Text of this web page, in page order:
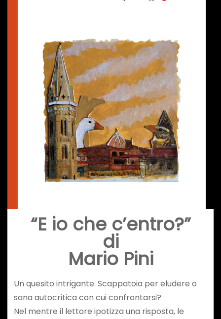
“E io che c’entro?”
di
Mario Pini
Un quesito intrigante. Scappatoia per eludere o
sana autocritica con cui confrontarsi?
Nel mentre il lettore ipotizza una risposta, le